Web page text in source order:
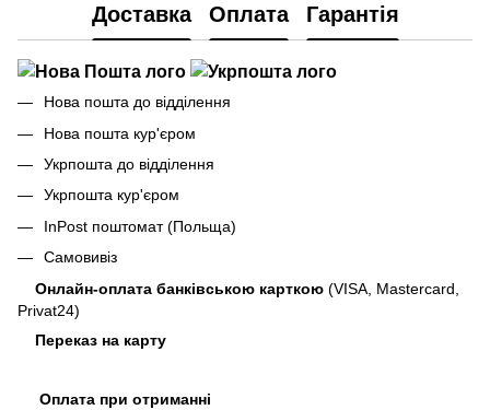
Доставка Оплата Гарантія
Нова пошта до відділення
Нова пошта кур'єром
Укрпошта до відділення
Укрпошта кур'єром
InPost поштомат (Польща)
Самовивіз
Онлайн-оплата банківською карткою (VISA, Mastercard,
Privat24)
Переказ на карту
Оплата при отриманні